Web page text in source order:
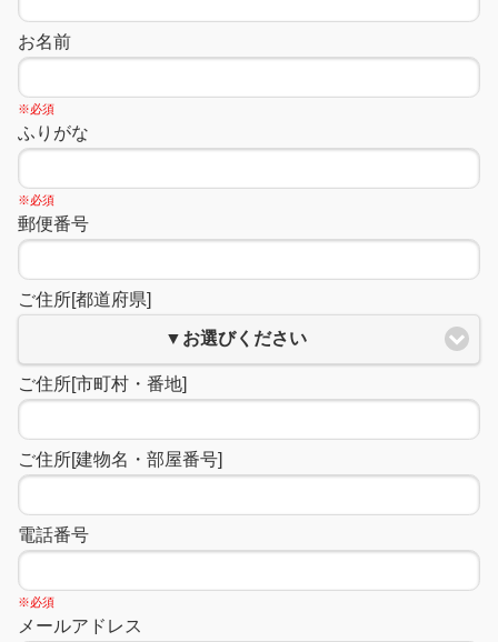
お名前
※必須
ふりがな
※必須
郵便番号
ご住所[都道府県]
▼お選びください
ご住所[市町村・番地]
ご住所[建物名・部屋番号]
電話番号
※必須
メールアドレス